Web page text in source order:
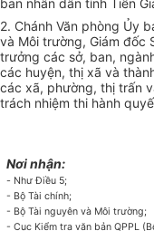
ban nhân dân tỉnh Tiền
2. Chánh Văn phòng Ủy
và Môi trường, Giám đốc
trưởng các sở, ban,
các huyện, thị xã và
các xã, phường, thị trấn
trách nhiệm thi hành
Nơi nhận:
- Như Điều 5;
- Bộ Tài chính;
- Bộ Tài nguyên và Môi trường;
-Cục Kiểm tra văn bản QPPL